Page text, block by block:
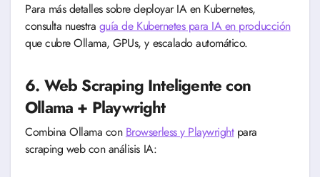
Para más detalles sobre deployar IA en Kubernetes,
consulta nuestra guía de Kubernetes para IA en producción
que cubre Ollama, GPUs, y escalado automático.
6. Web Scraping Inteligente con
Ollama + Playwright
Combina Ollama con Browserless y Playwrightpara
scraping web con análisis IA: